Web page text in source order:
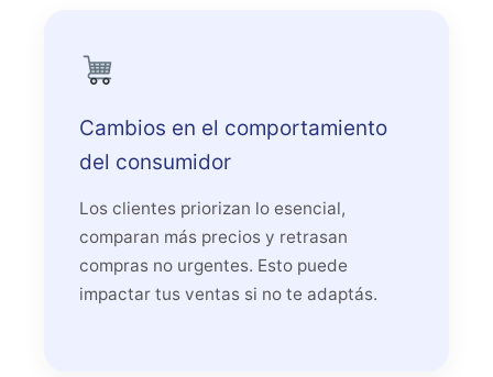
Cambios en el comportamiento
del consumidor
Los clientes priorizan lo esencial,
comparan más precios y retrasan
compras no urgentes. Esto puede
impactar tus ventas si no te adaptás.